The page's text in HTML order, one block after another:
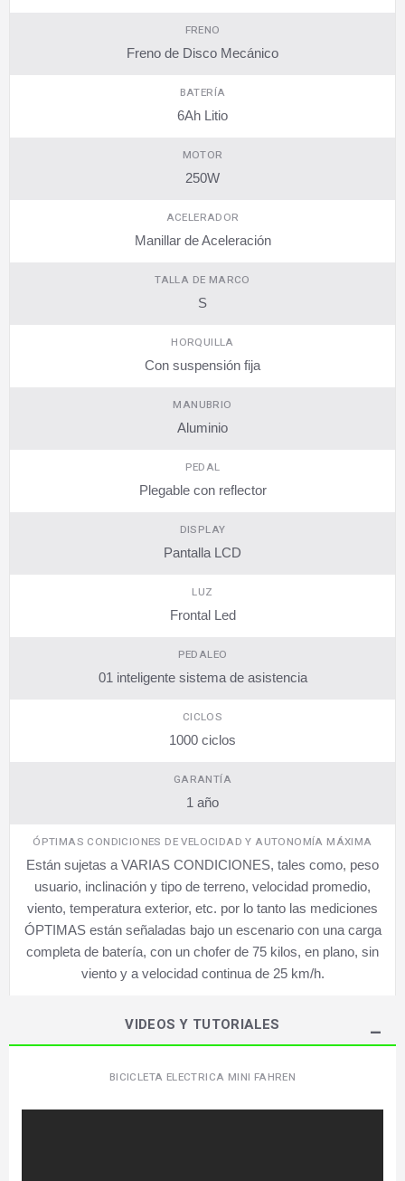
FRENO
Freno de Disco Mecánico
BATERÍA
6Ah Litio
MOTOR
250W
ACELERADOR
Manillar de Aceleración
TALLA DE MARCO
S
HORQUILLA
Con suspensión fija
MANUBRIO
Aluminio
PEDAL
Plegable con reflector
DISPLAY
Pantalla LCD
LUZ
Frontal Led
PEDALEO
01 inteligente sistema de asistencia
CICLOS
1000 ciclos
GARANTÍA
1 año
ÓPTIMAS CONDICIONES DE VELOCIDAD Y AUTONOMÍA MÁXIMA
Están sujetas a VARIAS CONDICIONES, tales como, peso
usuario, inclinación y tipo de terreno, velocidad promedio,
viento, temperatura exterior, etc. por lo tanto las mediciones
ÓPTIMAS están señaladas bajo un escenario con una carga
completa de batería, con un chofer de 75 kilos, en plano, sin
viento y a velocidad continua de 25 km/h.
VIDEOS Y TUTORIALES
BICICLETA ELECTRICA MINI FAHREN